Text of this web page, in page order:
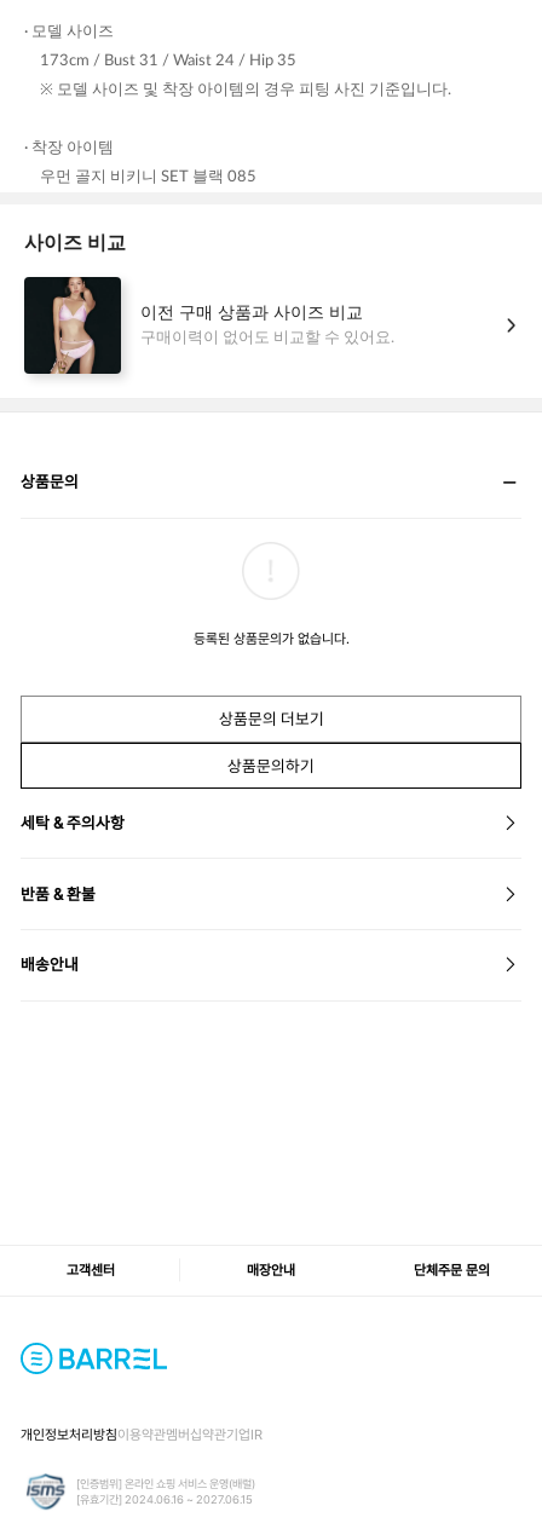
상품문의
등록된 상품문의가 없습니다.
상품문의 더보기
상품문의하기
세탁 & 주의사항
반품 & 환불
배송안내
고객센터 매장안내 단체주문 문의
개인정보처리방침이용약관멤버십약관기업IR
[인증범위] 온라인 쇼핑 서비스 운영(배럴)
[유효기간] 2024.06.16 ~ 2027.06.15